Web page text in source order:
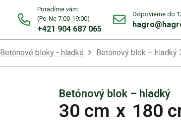
Poradíme vám:
(Po-Ne 7:00-19:00)
+421 904 687 065
Odpovieme do
Betónové bloky - hladké Betónový blok – hladký
Betónový blok – hladký
30 cm x 180